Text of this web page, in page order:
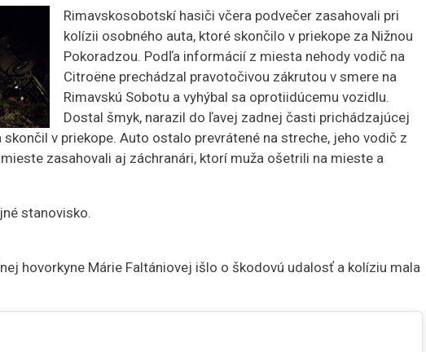
Rimavskosobotskí hasiči včera podvečer zasahovali pri
kolízii osobného auta, ktoré skončilo v priekope za Nižnou
Pokoradzou. Podľa informácií z miesta nehody vodič na
Citroëne prechádzal pravotočivou zákrutou v smere na
Rimavskú Sobotu a vyhýbal sa oprotiidúcemu vozidlu.
Dostal šmyk, narazil do ľavej zadnej časti prichádzajúcej
v priekope. Auto ostalo prevrátené na streche, jeho vodič z
zasahovali aj záchranári, ktorí muža ošetrili na mieste a
stanovisko.
hovorkyne Márie Faltániovej išlo o škodovú udalosť a kolíziu mala